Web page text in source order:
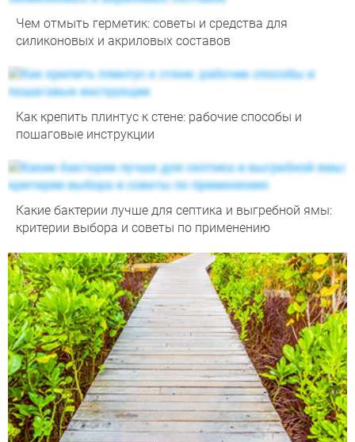
Чем отмыть герметик: советы и средства для
силиконовых и акриловых составов
Как крепить плинтус к стене: рабочие способы и
пошаговые инструкции
Какие бактерии лучше для септика и выгребной ямы:
критерии выбора и советы по применению